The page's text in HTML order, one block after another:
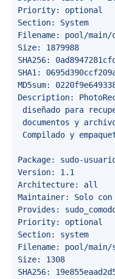
Priority: optional
Section: System
Filename: pool/main/
Size: 1879988
SHA256:
SHA1:
MD5sum:
Description:
diseñado para
documentos y
Compilado y
Package: sudo-
Version: 1.1
Architecture: all
Maintainer: Solo con
Provides:
Priority: optional
Section: system
Filename: pool/
Size: 1308
SHA256: